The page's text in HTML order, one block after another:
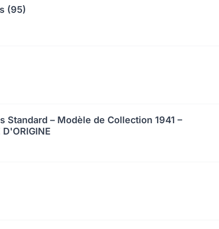
(95)
– Modèle de Collection 1941 –